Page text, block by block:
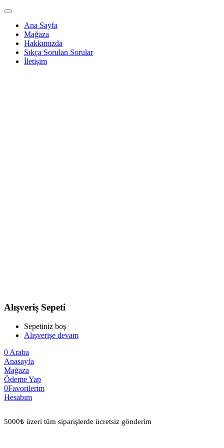
Ana Sayfa
Mağaza
Hakkımızda
Sıkça Sorulan Sorular
İletişim
Alışveriş Sepeti
Sepetiniz boş
Alışverişe devam
0Araba
Anasayfa
Mağaza
Ödeme Yap
0Favorilerim
Hesabım
5000₺ üzeri tüm siparişlerde ücretsiz gönderim